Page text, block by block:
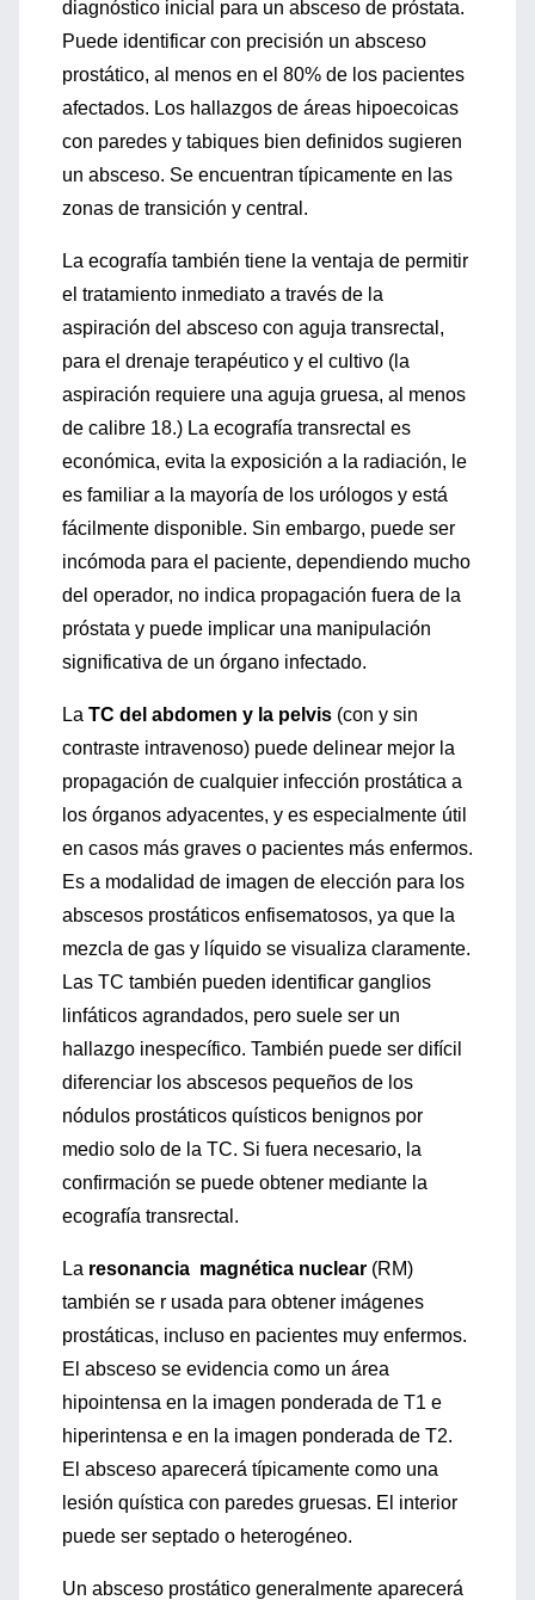
diagnóstico inicial para un absceso de próstata.
Puede identificar con precisión un absceso
prostático, al menos en el 80% de los pacientes
afectados. Los hallazgos de áreas hipoecoicas
con paredes y tabiques bien definidos sugieren
un absceso. Se encuentran típicamente en las
zonas de transición y central.
La ecografía también tiene la ventaja de permitir
el tratamiento inmediato a través de la
aspiración del absceso con aguja transrectal,
para el drenaje terapéutico y el cultivo (la
aspiración requiere una aguja gruesa, al menos
de calibre 18.) La ecografía transrectal es
económica, evita la exposición a la radiación, le
es familiar a la mayoría de los urólogos y está
fácilmente disponible. Sin embargo, puede ser
incómoda para el paciente, dependiendo mucho
del operador, no indica propagación fuera de la
próstata y puede implicar una manipulación
significativa de un órgano infectado.
La TC del abdomen y la pelvis (con y sin
contraste intravenoso) puede delinear mejor la
propagación de cualquier infección prostática a
los órganos adyacentes, y es especialmente útil
en casos más graves o pacientes más enfermos.
Es a modalidad de imagen de elección para los
abscesos prostáticos enfisematosos, ya que la
mezcla de gas y líquido se visualiza claramente.
Las TC también pueden identificar ganglios
linfáticos agrandados, pero suele ser un
hallazgo inespecífico. También puede ser difícil
diferenciar los abscesos pequeños de los
nódulos prostáticos quísticos benignos por
medio solo de la TC. Si fuera necesario, la
confirmación se puede obtener mediante la
ecografía transrectal.
La resonancia magnética nuclear (RM)
también se r usada para obtener imágenes
prostáticas, incluso en pacientes muy enfermos.
El absceso se evidencia como un área
hipointensa en la imagen ponderada de T1 e
hiperintensa e en la imagen ponderada de T2.
El absceso aparecerá típicamente como una
lesión quística con paredes gruesas. El interior
puede ser septado o heterogéneo.
Un absceso prostático generalmente aparecerá